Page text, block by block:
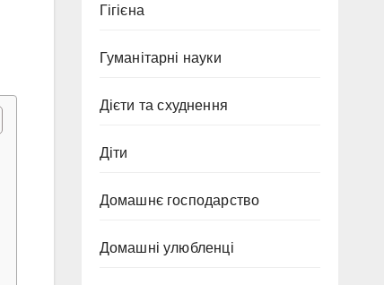
Гігієна
Гуманітарні науки
Дієти та схуднення
Діти
Домашнє господарство
Домашні улюбленці